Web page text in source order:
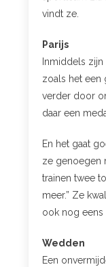
vindt ze.
Parijs
Inmiddels
zoals het een
verder door
daar een
En het gaat
ze genoegen
trainen twee
meer.” Ze
ook nog eens
Wedden
Een